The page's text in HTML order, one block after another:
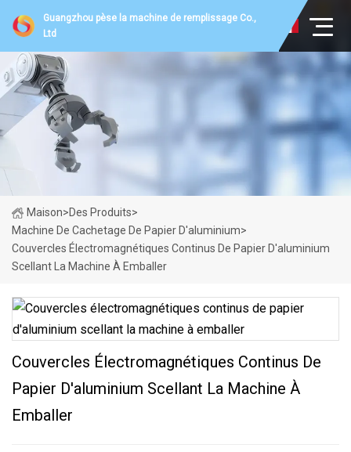
Guangzhou pèse la machine de remplissage Co.,
Ltd
Maison>Des Produits>
Machine De Cachetage De Papier D'aluminium>
Couvercles Électromagnétiques Continus De Papier D'aluminium
Scellant La Machine À Emballer
Couvercles Électromagnétiques Continus De
Papier D'aluminium Scellant La Machine À
Emballer